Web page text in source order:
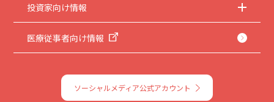
投資家向け情報
医療従事者向け情報
ソーシャルメディア公式アカウント